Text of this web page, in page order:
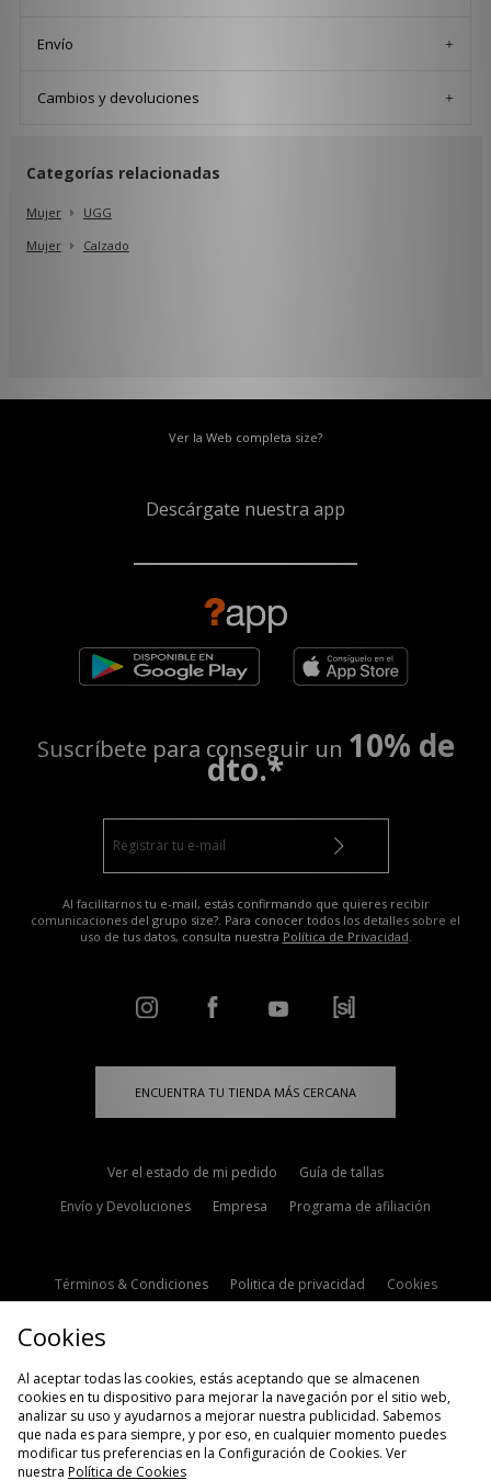
Envío
Cambios y devoluciones
Categorías relacionadas
Mujer
UGG
Mujer
Calzado
Ver la Web completa size?
Descárgate nuestra app
Suscríbete para conseguir un 10% de
dto.*
Al facilitarnos tu e-mail, estás confirmando que quieres recibir
comunicaciones del grupo size?. Para conocer todos los detalles sobre el
uso de tus datos, consulta nuestra Política de Privacidad
ENCUENTRA TU TIENDA MÁS CERCANA
Ver el estado de mi pedido
Guía de tallas
Envío y Devoluciones
Empresa Programa de afiliación
Términos & Condiciones Politica de privacidad
Cookies
Cookies
Al aceptar todas las cookies, estás aceptando que se almacenen
cookies en tu dispositivo para mejorar la navegación por el sitio web,
analizar su uso y ayudarnos a mejorar nuestra publicidad. Sabemos
que nada es para siempre, y por eso, en cualquier momento puedes
modificar tus preferencias en la Configuración de Cookies. Ver
nuestra Política de Cookies